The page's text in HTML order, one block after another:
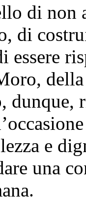
di non
di
essere
della
dunque,
e
una